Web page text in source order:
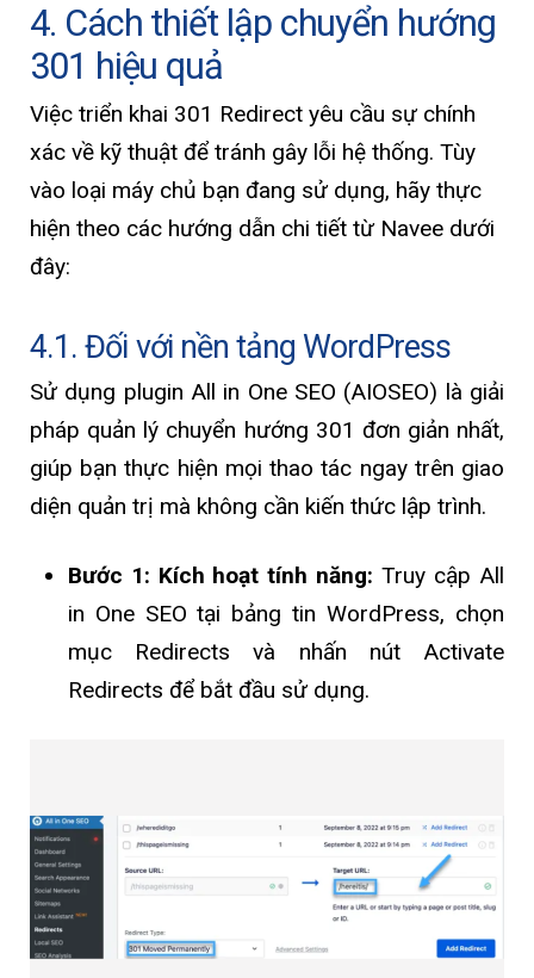
4. Cách thiết lập chuyển hướng
301 hiệu quả
Việc triển khai 301 Redirect yêu cầu sự chính
xác về kỹ thuật để tránh gây lỗi hệ thống. Tùy
vào loại máy chủ bạn đang sử dụng, hãy thực
hiện theo các hướng dẫn chi tiết từ Navee dưới
đây:
4.1. Đối với nền tảng WordPress
Sử dụng plugin All in One SEO (AIOSEO) là giải
pháp quản lý chuyển hướng 301 đơn giản nhất,
giúp bạn thực hiện mọi thao tác ngay trên giao
diện quản trị mà không cần kiến thức lập trình.
Bước 1: Kích hoạt tính năng: Truy cập All
in One SEO tại bảng tin WordPress, chọn
mục Redirects và nhấn nút Activate
Redirects để bắt đầu sử dụng.